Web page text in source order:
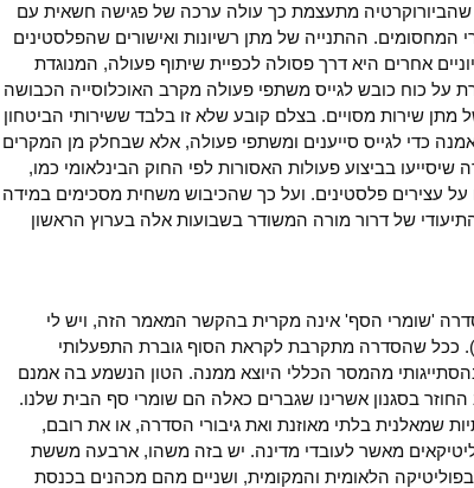
שהביורוקרטיה מתעצמת כך עולה ערכה של פגישה חשאית עם
ההתנייה של מתן רשיונות ואישורים שהפלסטינים
אחרים היא דרך פסולה לכפיית שיתוף פעולה, המנוגדת
על כוח כובש לגייס משתפי פעולה מקרב האוכלוסייה הכבושה
מתן שירות מסויים. בצלם קובע שלא זו בלבד ששירותי הביטחון
כדי לגייס סייענים ומשתפי פעולה, אלא שבחלק מן המקרים
שיסייעו בביצוע פעולות האסורות לפי החוק הבינלאומי כמו,
על עצירים פלסטינים. ועל כך שהכיבוש משחית מסכימים במידה
של דרור מורה המשודר בשבועות אלה בערוץ הראשון
'שומרי הסף' אינה מקרית בהקשר המאמר הזה, ויש לי
ככל שהסדרה מתקרבת לקראת הסוף גוברת התפעלותי
מהמסר הכללי היוצא ממנה. הטון הנשמע בה אמנם
בסגנון אשרינו שגברים כאלה הם שומרי סף הבית שלנו.
שמאלנית בלתי מאוזנת ואת גיבורי הסדרה, או את רובם,
מאשר לעובדי מדינה. יש בזה משהו, ארבעה מששת
הלאומית והמקומית, ושניים מהם מכהנים בכנסת